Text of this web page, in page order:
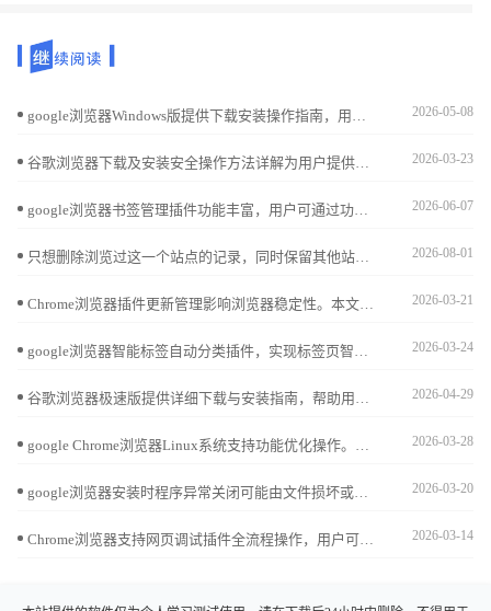
google浏览器Windows版提供下载安装操作指南，用户可高效完成部署，实现浏览器稳定运行和顺畅使用，提升整体操作效率。 2026-05-08
谷歌浏览器下载及安装安全操作方法详解为用户提供安全可靠的安装流程。涵盖文件验证、权限设置及异常处理，确保浏览器顺利安装使用。 2026-03-23
google浏览器书签管理插件功能丰富，用户可通过功能对比掌握高效整理方法，实现收藏夹便捷管理。 2026-06-07
只想删除浏览过这一个站点的记录，同时保留其他站点的访问进度？苹果手机Safari浏览器提供了精细化的历史管理界面，让您精准处理每一个特定的历史痕迹。 2026-08-01
Chrome浏览器插件更新管理影响浏览器稳定性。本文提供详细操作流程和优化方法，帮助用户高效维护插件，保证浏览器功能正常运行。 2026-03-21
google浏览器智能标签自动分类插件，实现标签页智能管理。提供插件功能介绍及详细安装教程，提升浏览器使用效率。 2026-03-24
谷歌浏览器极速版提供详细下载与安装指南，帮助用户快速完成安装并享受高性能、流畅的网页浏览体验。 2026-04-29
google Chrome浏览器Linux系统支持功能优化操作。文章讲解插件管理、系统调节及操作方法，中间部分说明如何提升浏览器响应速度，实现高效使用。 2026-03-28
google浏览器安装时程序异常关闭可能由文件损坏或系统冲突引起，重新下载安装包并关闭冲突程序，解决崩溃问题。 2026-03-20
Chrome浏览器支持网页调试插件全流程操作，用户可检查页面元素和调试代码，提高开发效率。 2026-03-14